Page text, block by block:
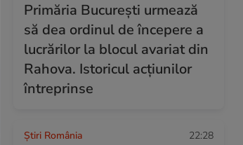
Primăria București urmează
să dea ordinul de începere a
lucrărilor la blocul avariat din
Rahova. Istoricul acțiunilor
întreprinse
Știri România 22:28